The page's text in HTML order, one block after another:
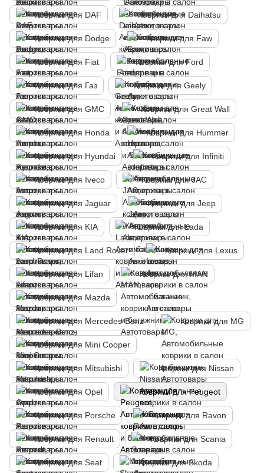
Коврики для DAF Коврики для Daihatsu
Коврики для Dodge Коврики для Faw
Коврики для Fiat Коврики для Ford
Коврики для Газ Коврики для Geely
Коврики для GMC Коврики для Great Wall
Коврики для Honda Коврики для Hummer
Коврики для Hyundai Коврики для Infiniti
Коврики для Iveco Коврики для JAC
Коврики для Jaguar Коврики для Jeep
Коврики для KIA Коврики для Lada
Коврики для Land Rover Коврики для Lexus
Коврики для Lifan Коврики для MAN
Коврики для Mazda
Коврики для Mercedes-Benz Коврики для MG
Коврики для Mini Cooper
Коврики для Mitsubishi Коврики для Nissan
Коврики для Opel Коврики для Peugeot
Коврики для Porsche Коврики для Ravon
Коврики для Renault Коврики для Scania
Коврики для Seat Коврики для Skoda